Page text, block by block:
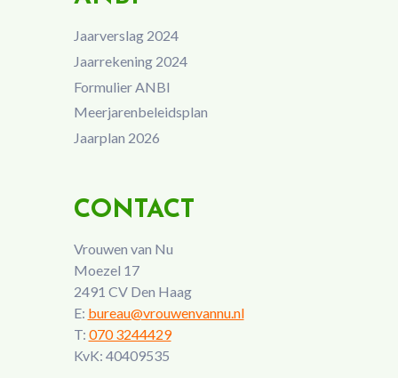
Jaarverslag 2024
Jaarrekening 2024
Formulier ANBI
Meerjarenbeleidsplan
Jaarplan 2026
CONTACT
Vrouwen van Nu
Moezel 17
2491 CV Den Haag
E: bureau@vrouwenvannu.nl
T: 070 3244429
KvK: 40409535